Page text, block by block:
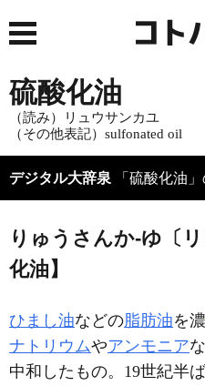
硫酸化油
（読み）リュウサンカユ
（その他表記）sulfonated oil
デジタル大辞泉 「硫酸化油
りゅうさんか‐ゆ〔
化油】
ひまし油などの脂肪油を濃
ナトリウムやアンモニア
中和したもの。19世紀半ば